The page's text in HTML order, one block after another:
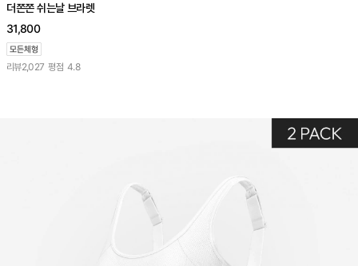
더쫀쫀 쉬는날 브라렛
31,800
리뷰2,027 평점 4.8